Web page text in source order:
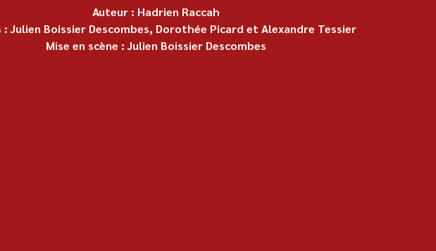
Auteur : Hadrien Raccah
Julien Boissier Descombes, Dorothée Picard et Alexandre Tessier
Mise en scène : Julien Boissier Descombes